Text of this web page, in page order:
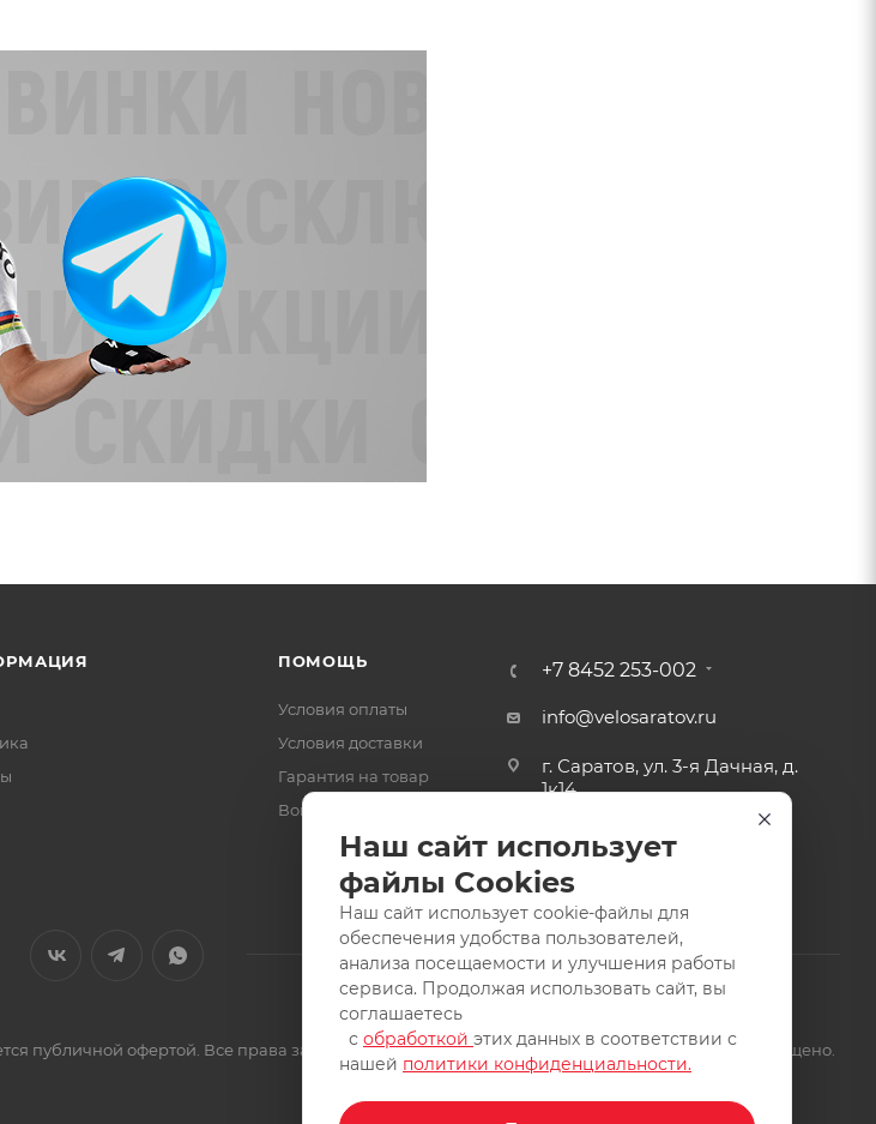
ПОМОЩЬ
Условия оплаты
Условия доставки
Гарантия на товар
Вопрос-ответ
+7 8452 253-002
info@velosaratov.ru
г. Саратов, ул. 3-я Дачная, д.
1к14
публичной офертой. Все права защищены. Заимствование материалов и фотографий запрещено.
Наш сайт использует
файлы Cookies
Наш сайт использует cookie-файлы для
обеспечения удобства пользователей,
анализа посещаемости и улучшения работы
сервиса. Продолжая использовать сайт, вы
соглашаетесь
с обработкой этих данных в соответствии с
нашей политики конфиденциальности.